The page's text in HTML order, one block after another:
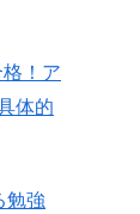
！ア
体的
勉強